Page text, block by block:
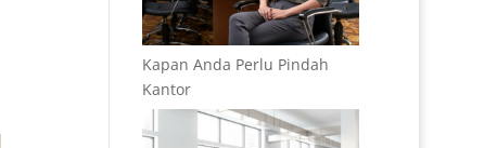
Kapan Anda Perlu Pindah
Kantor